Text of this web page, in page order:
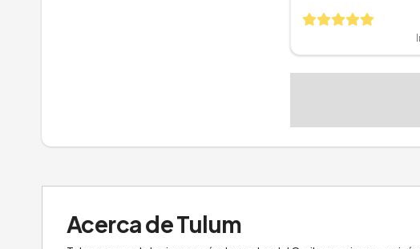
Acerca de Tulum